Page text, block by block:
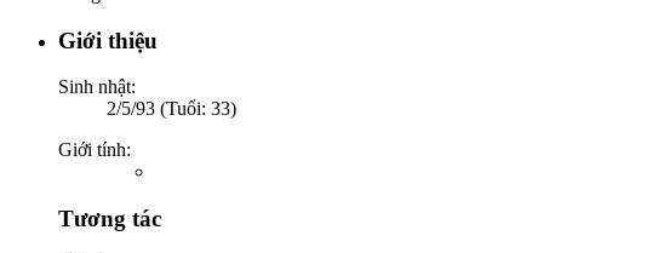
Giới thiệu
Sinh nhật:
2/5/93 (Tuổi: 33)
Giới tính:
Tương tác